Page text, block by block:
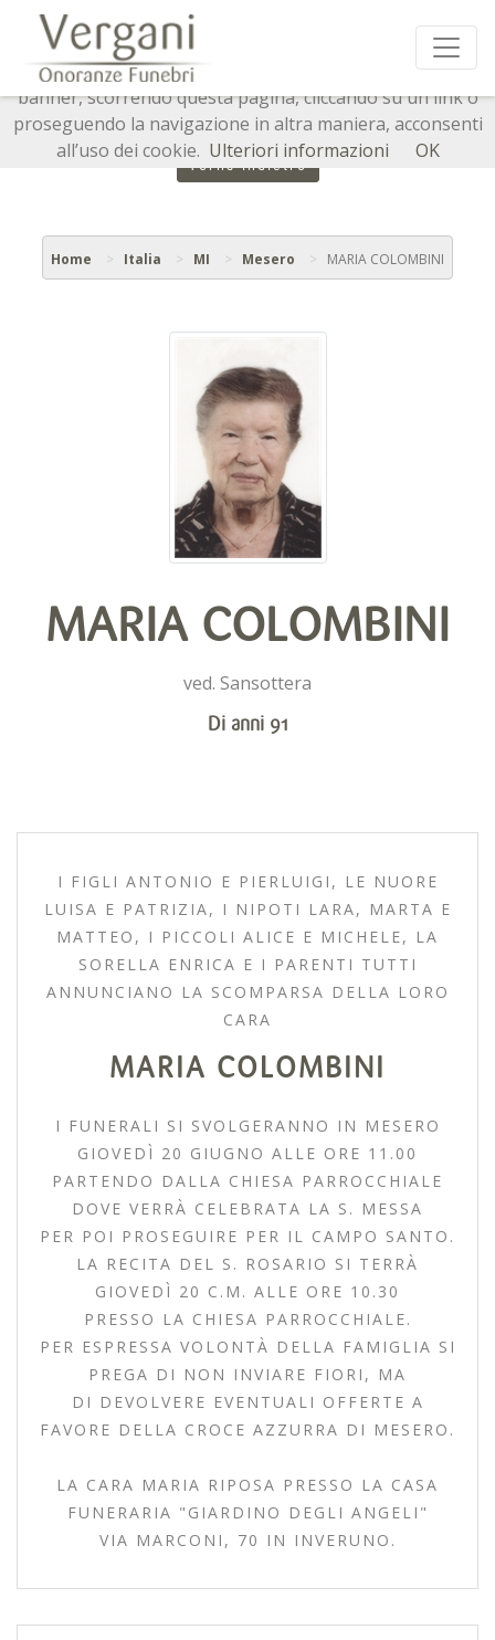
Torna indietro
Home Italia MI Mesero MARIA COLOMBINI
MARIA COLOMBINI
ved. Sansottera
Di anni 91
I FIGLI ANTONIO E PIERLUIGI, LE NUORE
LUISA E PATRIZIA, I NIPOTI LARA, MARTA E
MATTEO, I PICCOLI ALICE E MICHELE, LA
SORELLA ENRICA E I PARENTI TUTTI
ANNUNCIANO LA SCOMPARSA DELLA LORO
CARA
MARIA COLOMBINI
I FUNERALI SI SVOLGERANNO IN MESERO
GIOVEDÌ 20 GIUGNO ALLE ORE 11.00
PARTENDO DALLA CHIESA PARROCCHIALE
DOVE VERRÀ CELEBRATA LA S. MESSA
PER POI PROSEGUIRE PER IL CAMPO SANTO.
LA RECITA DEL S. ROSARIO SI TERRÀ
GIOVEDÌ 20 C.M. ALLE ORE 10.30
PRESSO LA CHIESA PARROCCHIALE.
PER ESPRESSA VOLONTÀ DELLA FAMIGLIA SI
PREGA DI NON INVIARE FIORI, MA
DI DEVOLVERE EVENTUALI OFFERTE A
FAVORE DELLA CROCE AZZURRA DI MESERO.
LA CARA MARIA RIPOSA PRESSO LA CASA
FUNERARIA "GIARDINO DEGLI ANGELI"
VIA MARCONI, 70 IN INVERUNO.
Questo sito o gli strumenti terzi da questo utilizzati si
avvalgono di cookie necessari al funzionamento ed utili
alle finalità illustrate nella cookie policy. Chiudendo questo
banner, scorrendo questa pagina, cliccando su un link o
proseguendo la navigazione in altra maniera, acconsenti
all’uso dei cookie. Ulteriori informazioni OK